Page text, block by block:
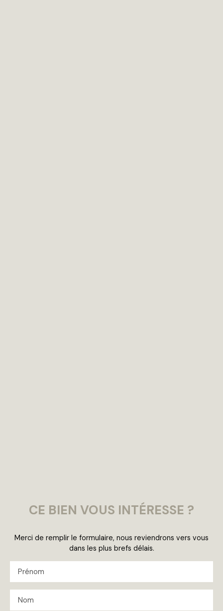
CE BIEN VOUS INTÉRESSE ?
Merci de remplir le formulaire, nous reviendrons vers vous
dans les plus brefs délais.
Prénom
Nom